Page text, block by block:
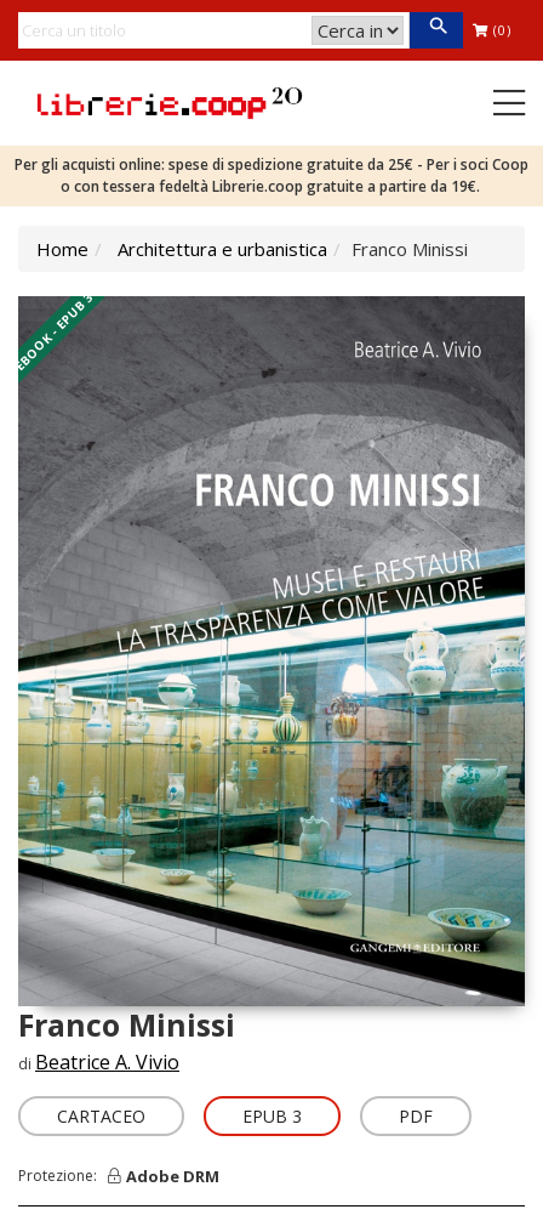
(0)
Per gli acquisti online: spese di spedizione gratuite da 25€ - Per i soci Coop
o con tessera fedeltà Librerie.coop gratuite a partire da 19€.
Home Architettura e urbanistica Franco Minissi
EBOOK - EPUB 3
Franco Minissi
di Beatrice A. Vivio
CARTACEO EPUB 3 PDF
Protezione: Adobe DRM